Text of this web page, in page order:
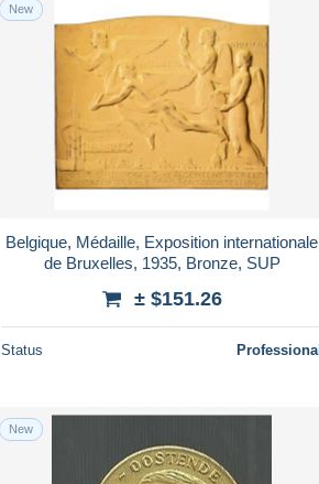
New
Belgique, Médaille, Exposition internationale
de Bruxelles, 1935, Bronze, SUP
± $151.26
Status Professional
New